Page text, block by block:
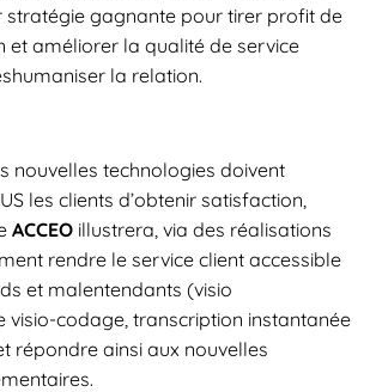
stratégie gagnante pour tirer profit de
et améliorer la qualité de service
la relation.
nouvelles technologies doivent
les clients d’obtenir satisfaction,
ACCEO illustrera, via des réalisations
rendre le service client accessible
et malentendants (visio
visio-codage, transcription instantanée
répondre ainsi aux nouvelles